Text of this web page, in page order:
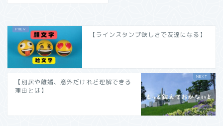
【ラインスタンプ欲しさで友達になる】
【別居や離婚、意外だけれど理解できる
理由とは】